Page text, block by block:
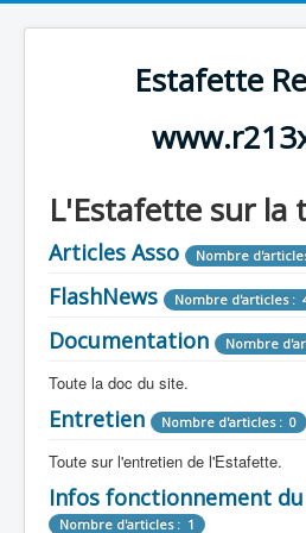
Estafette
L'Estafette sur la
Articles Asso Nombre
FlashNews Nombre d'articles :
Documentation Nombre
Toute la doc du site.
Revue de Presse
Tous les articles que l'on a vu sur
Camping Car Nombre
Entretien Nombre d'articles : 0
Toute sur l'entretien de l'Estafette.
Mécanique Nombre
Infos fonctionnement
Nombre d'articles : 1